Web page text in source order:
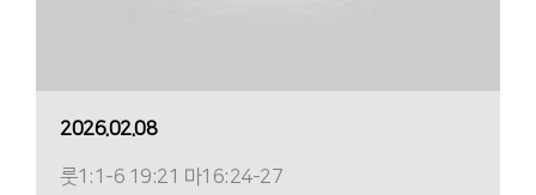
2026.02.08
룻1:1-6 19:21 마16:24-27